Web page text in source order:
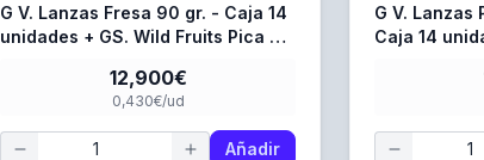
G V. Lanzas Fresa 90 gr. - Caja 14
unidades + GS. Wild Fruits Pica 80
12,900€
0,430€/ud
Añadir
G V. Lanzas
Caja 14